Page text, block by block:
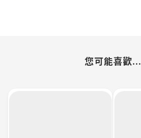
您可能喜歡...